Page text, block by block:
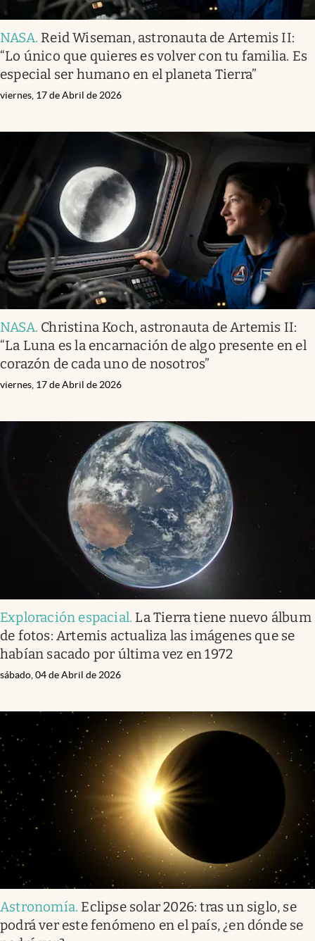
NASA. Reid Wiseman, astronauta de Artemis II:
“Lo único que quieres es volver con tu familia. Es
especial ser humano en el planeta Tierra”
viernes, 17 de Abril de 2026
NASA. Christina Koch, astronauta de Artemis II:
“La Luna es la encarnación de algo presente en el
corazón de cada uno de nosotros”
viernes, 17 de Abril de 2026
Exploración espacial. La Tierra tiene nuevo álbum
de fotos: Artemis actualiza las imágenes que se
habían sacado por última vez en 1972
sábado, 04 de Abril de 2026
Astronomía. Eclipse solar 2026: tras un siglo, se
podrá ver este fenómeno en el país, ¿en dónde se